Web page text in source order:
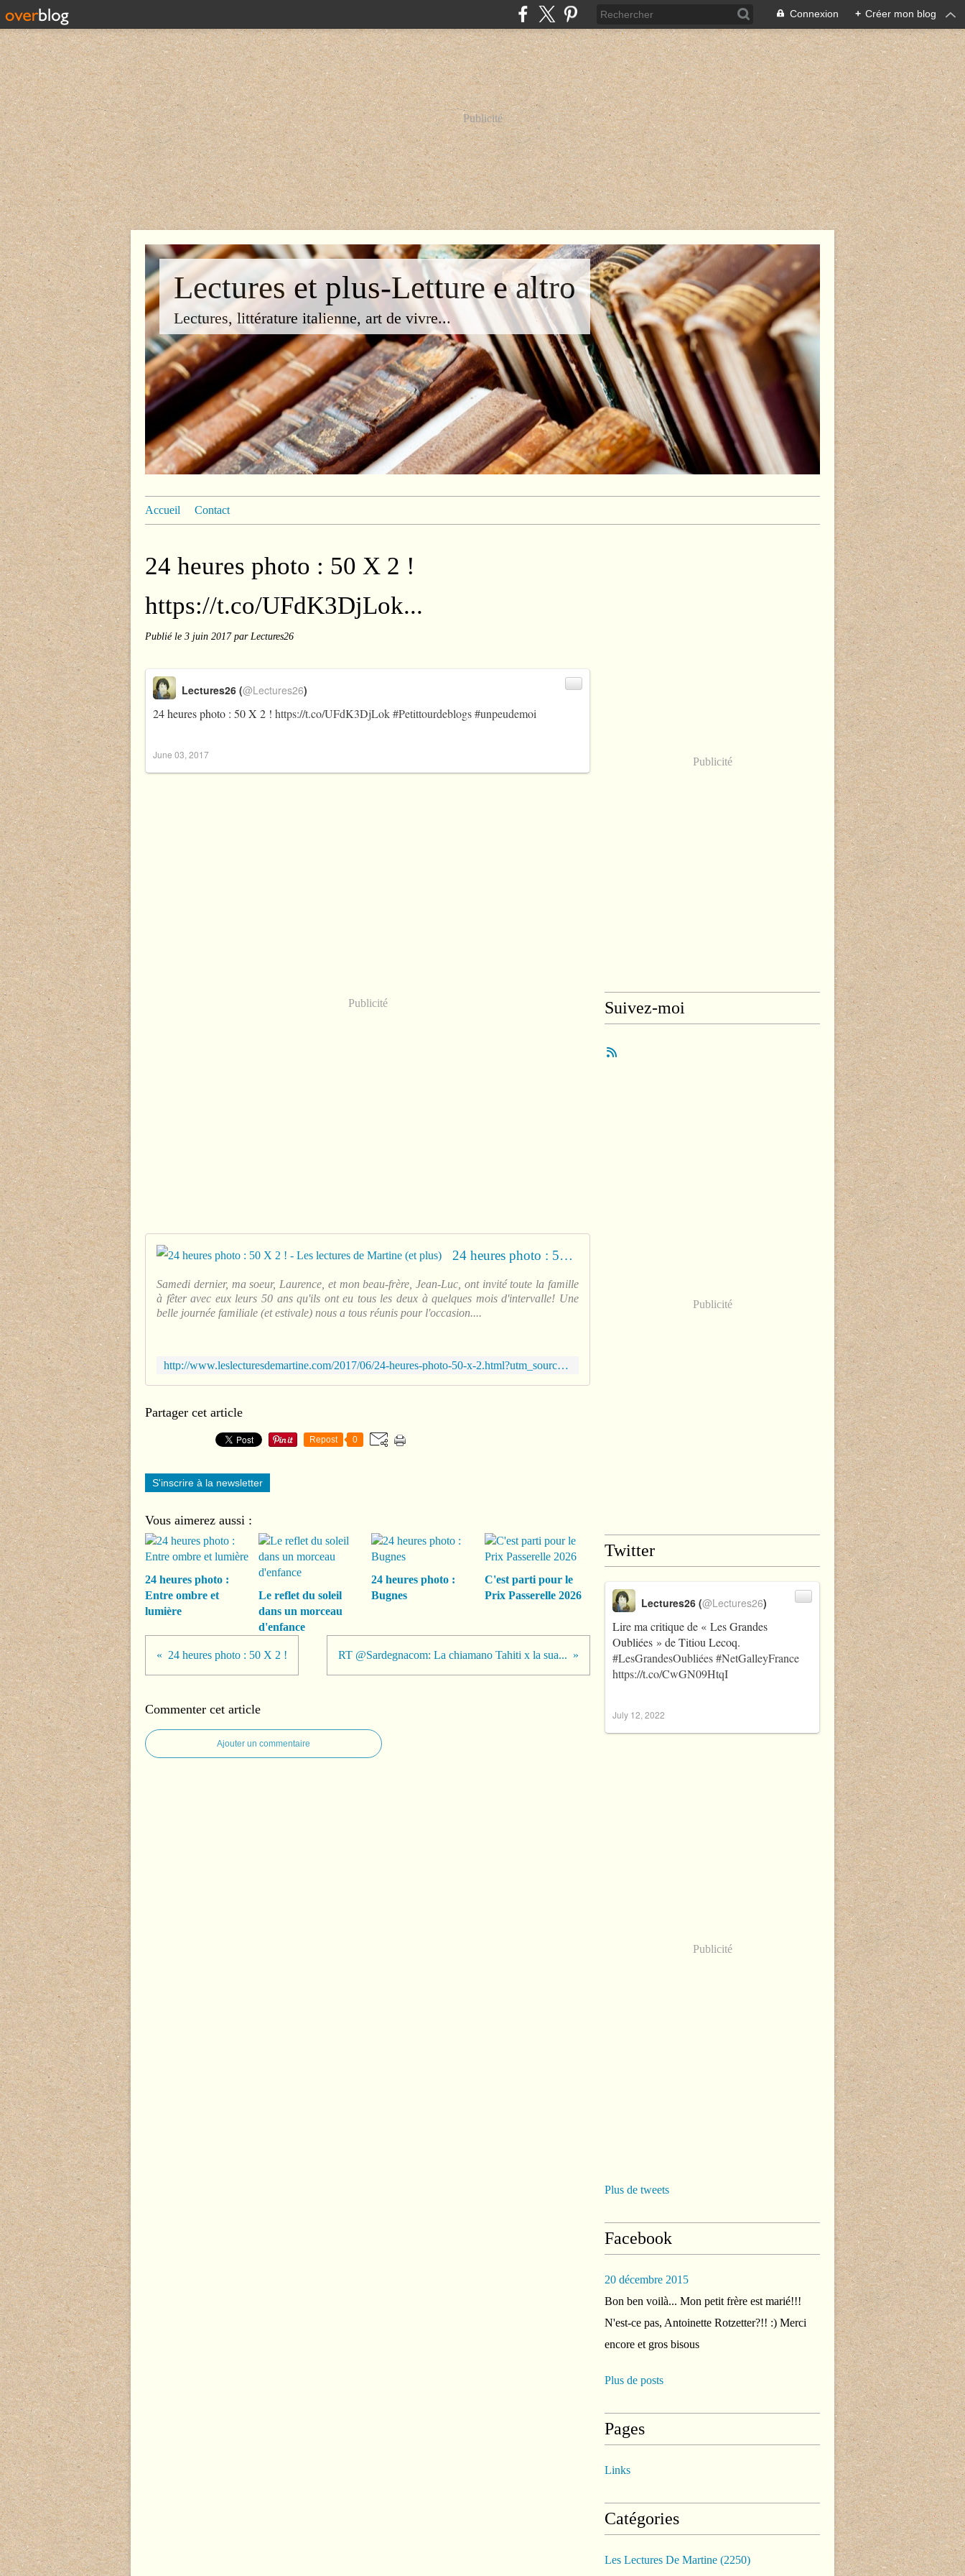
Connexion + Créer mon blog
Publicité
Lectures et plus-Letture e altro
Lectures, littérature italienne, art de vivre...
Accueil Contact
24 heures photo : 50 X 2 !
https://t.co/UFdK3DjLok...
Publié le 3 juin 2017par Lectures26
24 heures photo : 50 X 2 ! https://t.co/UFdK3DjLok#Petittourdeblogs#unpeudemoi
Lectures26 (@Lectures26)
June 03, 2017
Publicité
24 heures photo : 50 X 2 ! - Les lectures de Martine (et plus)
Samedi dernier, ma soeur, Laurence, et mon beau-frère, Jean-Luc, ont invité toute la famille
à fêter avec eux leurs 50 ans qu'ils ont eu tous les deux à quelques mois d'intervalle! Une
belle journée familiale (et estivale) nous a tous réunis pour l'occasion....
http://www.leslecturesdemartine.com/2017/06/24-heures-photo-50-x-2.html?utm_source=_ob_share&utm_medium=_ob_twitter&utm_campaign=_ob_share_auto
Partager cet article
Repost 0
S'inscrire à la newsletter
Vous aimerez aussi :
24 heures photo :
Entre ombre et
lumière
Le reflet du soleil
dans un morceau
d'enfance
24 heures photo :
Bugnes
C'est parti pour le
Prix Passerelle 2026
24 heures photo : 50 X 2 ! RT @Sardegnacom: La chiamano Tahiti x la sua...
Commenter cet article
Ajouter un commentaire
Publicité
Suivez-moi
Publicité
Twitter
Lire ma critique de « Les Grandes
Oubliées » de Titiou Lecoq.
#LesGrandesOubliées#NetGalleyFrance
https://t.co/CwGN09HtqI
Lectures26 (@Lectures26)
July 12, 2022
Publicité
Plus de tweets
Facebook
20 décembre 2015
Bon ben voilà... Mon petit frère est marié!!!
N'est-ce pas, Antoinette Rotzetter?!! :) Merci
encore et gros bisous
Plus de posts
Pages
Links
Catégories
Les Lectures De Martine (2250)